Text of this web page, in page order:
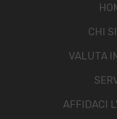
CHI
VALUTA
AFFIDACI